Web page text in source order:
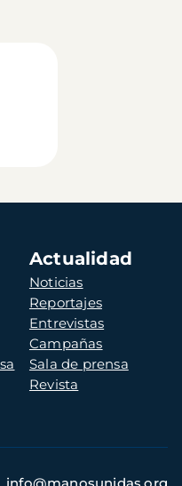
Actualidad
Noticias
Reportajes
Entrevistas
Campañas
Sala de prensa
Revista